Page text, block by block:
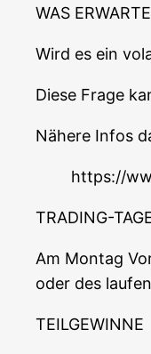
WAS
Wird es ein
Die­se Fra­ge
Nähe­re Infos
https://
TRADING-
Am Mon­tag
oder des
TEILGEWINNE